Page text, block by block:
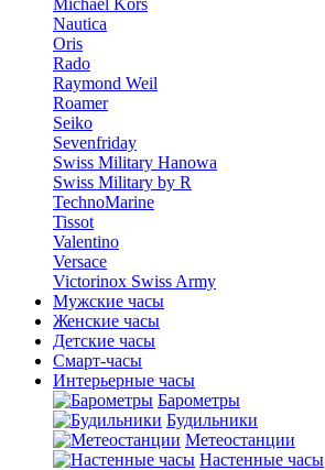
Michael Kors
Nautica
Oris
Rado
Raymond Weil
Roamer
Seiko
Sevenfriday
Swiss Military Hanowa
Swiss Military by R
TechnoMarine
Tissot
Valentino
Versace
Victorinox Swiss Army
Мужские часы
Женские часы
Детские часы
Смарт-часы
Интерьерные часы
Барометры
Будильники
Метеостанции
Настенные часы